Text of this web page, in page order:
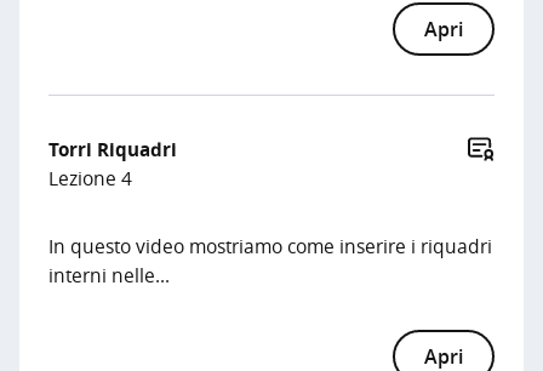
Apri
Torri Riquadri
Lezione 4
In questo video mostriamo come inserire i riquadri
interni nelle...
Apri